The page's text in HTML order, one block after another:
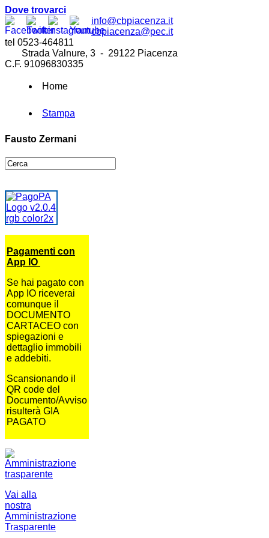
Dove trovarci
info@cbpiacenza.it
cbpiacenza@pec.it
tel 0523-464811
Strada Valnure, 3 - 29122 Piacenza
C.F. 91096830335
Home
Stampa
Fausto Zermani
Pagamenti con
App IO
Se hai pagato con
App IO riceverai
comunque il
DOCUMENTO
CARTACEO con
spiegazioni e
dettaglio immobili
e addebiti.
Scansionando il
QR code del
Documento/Avviso
risulterà GIA
PAGATO
Vai alla
nostra
Amministrazione
Trasparente